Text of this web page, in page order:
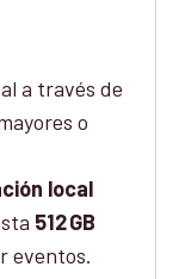
a través de
o
local
512 GB
eventos.